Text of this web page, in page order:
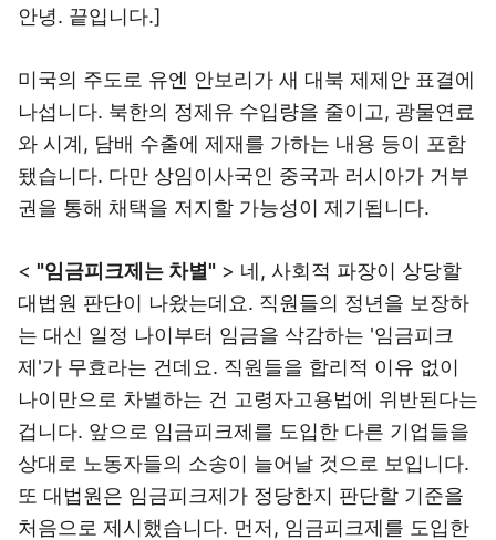
안녕. 끝입니다.]
미국의 주도로 유엔 안보리가 새 대북 제제안 표결에
나섭니다. 북한의 정제유 수입량을 줄이고, 광물연료
와 시계, 담배 수출에 제재를 가하는 내용 등이 포함
됐습니다. 다만 상임이사국인 중국과 러시아가 거부
권을 통해 채택을 저지할 가능성이 제기됩니다.
< "임금피크제는 차별" > 네, 사회적 파장이 상당할
대법원 판단이 나왔는데요. 직원들의 정년을 보장하
는 대신 일정 나이부터 임금을 삭감하는 '임금피크
제'가 무효라는 건데요. 직원들을 합리적 이유 없이
나이만으로 차별하는 건 고령자고용법에 위반된다는
겁니다. 앞으로 임금피크제를 도입한 다른 기업들을
상대로 노동자들의 소송이 늘어날 것으로 보입니다.
또 대법원은 임금피크제가 정당한지 판단할 기준을
처음으로 제시했습니다. 먼저, 임금피크제를 도입한